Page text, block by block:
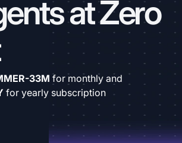
at Zero
33M for monthly and
for yearly subscription